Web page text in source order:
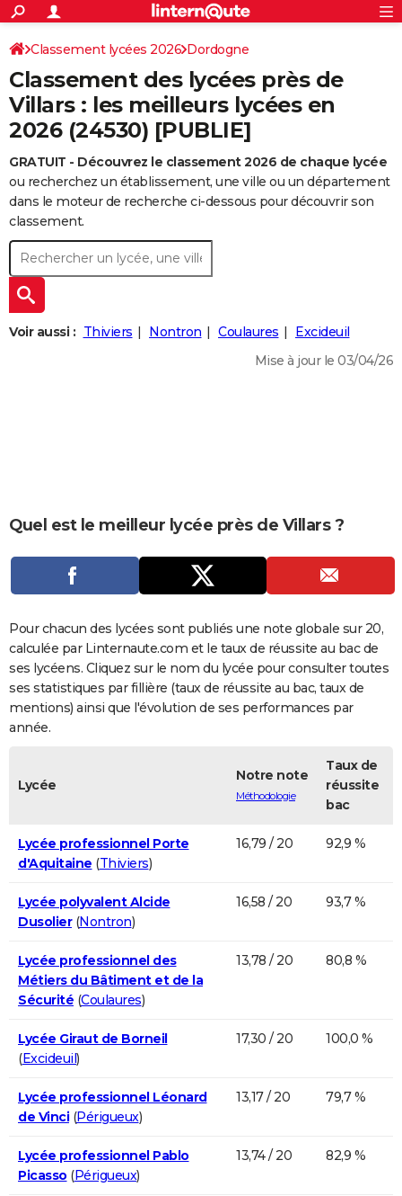
ACTUALITÉS
Politique
Société
Faits Divers
Education
Monde
Villes
+
SPORT
Coupe du monde 2026
Football
Tennis
Cyclisme
Rugby
Forum
CULTURE
Programme TV
TNT
Streaming
Cinéma
Sorties cinéma
Musique
+
FINANCE
Retraite
Impôts
Epargne
Immobilier
Risques naturels par ville
Banque
Assurance
Crédit
AUTO
Essais
Réserver un essai
Citadines
Berlines
SUV
Forum auto
+
HIGH-TECH
BRICOLAGE
Forum
Aménagement intérieur
Extérieur
Cuisine
Salle de bains
Jardinage
Rangement
+WEEK-END
Guides de France
Escapades
Patrimoine
Expositions
Musées
Week-end nature
+
LIFESTYLE
CARTE DE VOEUX
Carte de Noël
Carte Bonne année
Carte Saint-Valentin
Carte Pâques
Carte d'anniversaire
DICTIONNAIRE
COPAINS D'AVANT
S'inscrire
Se connecter
Lycées
Collèges
Primaires
Universités
Entreprises
Service militaire
Avis de recherche
AVIS DE DÉCÈS
FORUM
S'inscrire
Connexion
Classement lycées 2026 Dordogne
Classement des lycées près de
Villars : les meilleurs lycées en
2026 (24530) [PUBLIE]
GRATUIT - Découvrez le classement 2026 de chaque lycée
ou recherchez un établissement, une ville ou un département
dans le moteur de recherche ci-dessous pour découvrir son
classement.
Voir aussi : Thiviers Nontron Coulaures
Excideuil
Mise à jour le 03/04/26
Quel est le meilleur lycée près de Villars ?
Pour chacun des lycées sont publiés une note globale sur 20,
calculée par Linternaute.com et le taux de réussite au bac de
ses lycéens. Cliquez sur le nom du lycée pour consulter toutes
ses statistiques par fillière (taux de réussite au bac, taux de
mentions) ainsi que l'évolution de ses performances par
année.
Lycée
Notre note
Méthodologie
Taux de
réussite
bac
Lycée professionnel Porte
d'Aquitaine (Thiviers)
16,79 / 20 92,9 %
Lycée polyvalent Alcide
Dusolier(Nontron)
16,58 / 20 93,7 %
Lycée professionnel des
Métiers du Bâtiment et de la
Sécurité (Coulaures)
13,78 / 20 80,8 %
Lycée Giraut de Borneil
(Excideuil)
17,30 / 20 100,0 %
Lycée professionnel Léonard
de Vinci(Périgueux)
13,17 / 20 79,7 %
Lycée professionnel Pablo
Picasso (Périgueux)
13,74 / 20 82,9 %